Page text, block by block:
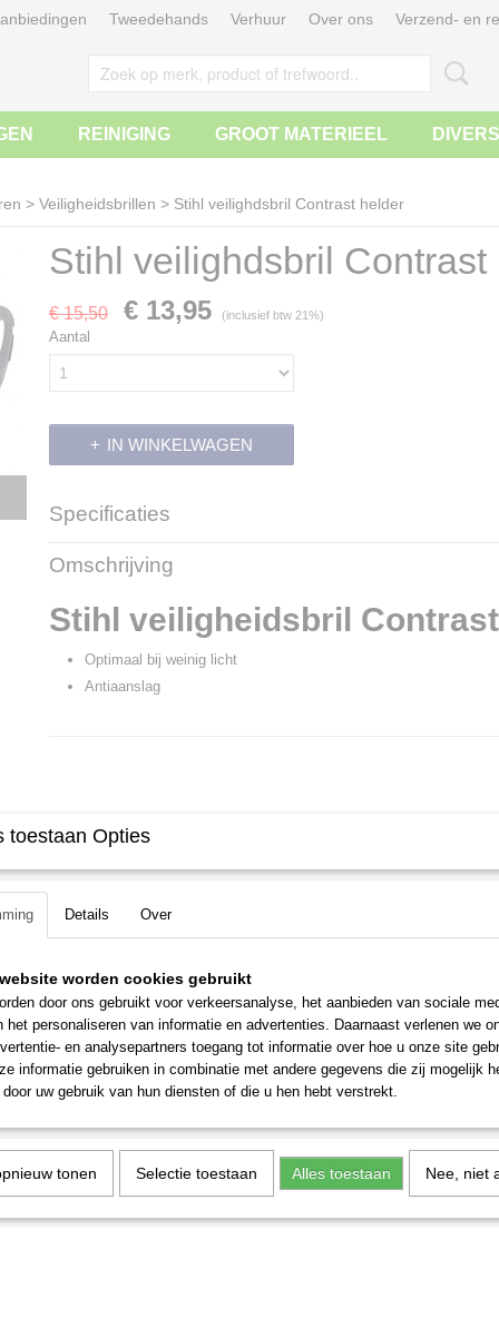
Tweedehands Verhuur Over ons Verzend- en
REINIGING GROOT MATERIEEL
> Veiligheidsbrillen > Stihl veilighdsbril Contrast helder
Stihl veilighdsbril Contrast
€ 15,50 € 13,95 (inclusief btw 21%)
Aantal
IN WINKELWAGEN
Specificaties
Productcode
Productcode leverancier
Omschrijving
Stihl veiligheidsbril
Optimaal bij weinig licht
Antiaanslag
toestaan Opties
Details Over
worden cookies gebruikt
door ons gebruikt voor verkeersanalyse, het aanbieden van sociale
het personaliseren van informatie en advertenties. Daarnaast verlenen we
en analysepartners toegang tot informatie over hoe u onze site
informatie gebruiken in combinatie met andere gegevens die zij mogelijk
uw gebruik van hun diensten of die u hen hebt verstrekt.
tonen Selectie toestaan Alles toestaan Nee, niet